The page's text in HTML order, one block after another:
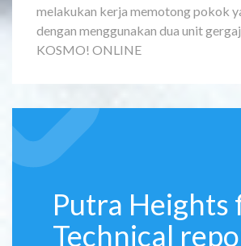
melakukan kerja memotong pokok
dengan menggunakan dua unit
KOSMO! ONLINE
Putra Heights
Technical